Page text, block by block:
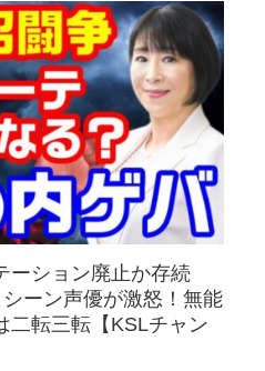
ーション廃止か存続
ーン声優が激怒！無能
二転三転【KSLチャン